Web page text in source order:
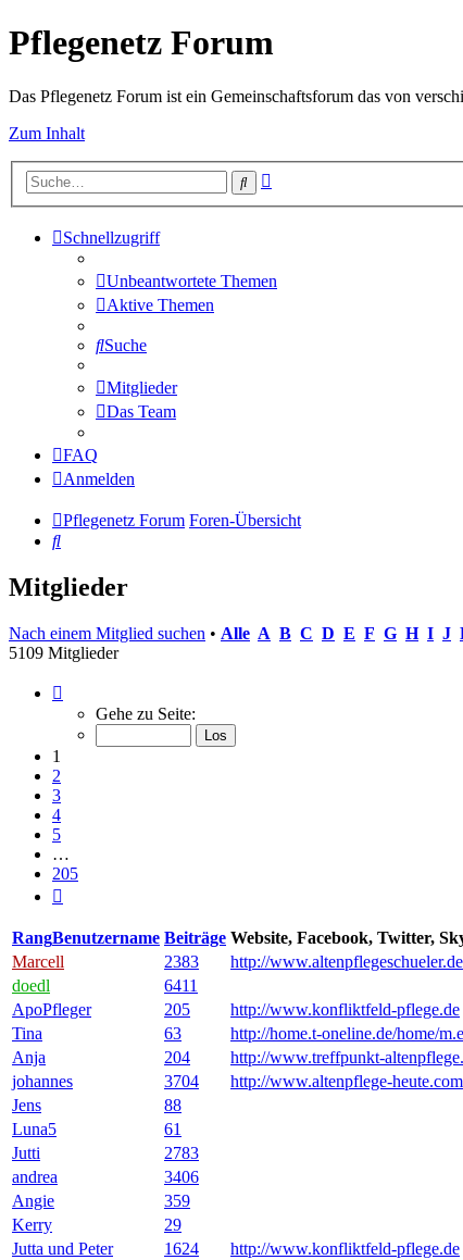
Pflegenetz Forum
Das Pflegenetz Forum ist ein Gemeinschaftsforum das von
Zum Inhalt
Suche
Schnellzugriff
Unbeantwortete Themen
Aktive Themen
Suche
Mitglieder
Das Team
FAQ
Anmelden
Pflegenetz Forum Foren-Übersicht
Suche
Mitglieder
Nach einem Mitglied suchen • Alle A B C D E F G H I J
5109 Mitglieder
von
Gehe zu Seite:
1
2
3
4
5
…
205
RangBenutzername Beiträge Website, Facebook, Twitter,
Marcell
2383 http://www.altenpflegeschueler.de
doedl
6411
ApoPfleger
205 http://www.konfliktfeld-pflege.de
Tina
63 http://home.t-oneline.de/home/
Anja
204 http://www.treffpunkt-
johannes
3704 http://www.altenpflege-heute.com
Jens
88
Luna5
61
Jutti
2783
andrea
3406
Angie
359
Kerry
29
Jutta und Peter
1624 http://www.konfliktfeld-pflege.de